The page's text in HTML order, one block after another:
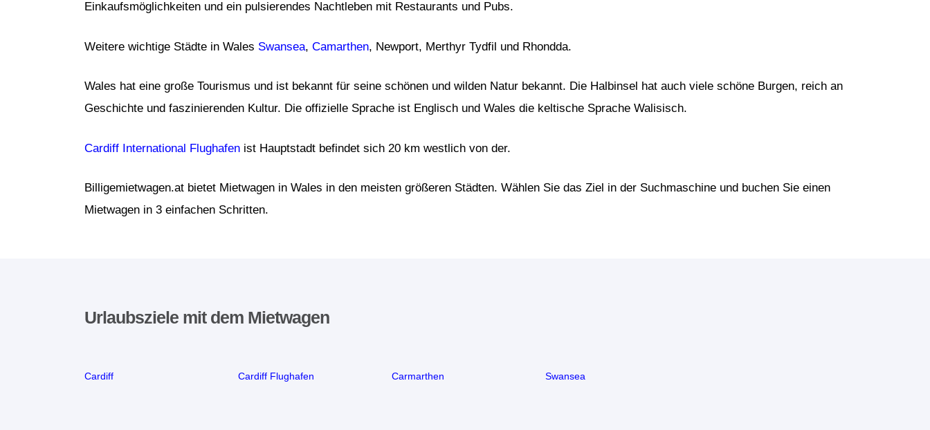
Einkaufsmöglichkeiten und ein pulsierendes Nachtleben mit Restaurants und Pubs.
Weitere wichtige Städte in Wales Swansea, Camarthen, Newport, Merthyr Tydfil und Rhondda.
Wales hat eine große Tourismus und ist bekannt für seine schönen und wilden Natur bekannt. Die Halbinsel hat auch viele schöne Burgen, reich an
Geschichte und faszinierenden Kultur. Die offizielle Sprache ist Englisch und Wales die keltische Sprache Walisisch.
Cardiff International Flughafen ist Hauptstadt befindet sich 20 km westlich von der.
Billigemietwagen.at bietet Mietwagen in Wales in den meisten größeren Städten. Wählen Sie das Ziel in der Suchmaschine und buchen Sie einen
Mietwagen in 3 einfachen Schritten.
Urlaubsziele mit dem Mietwagen
Cardiff Cardiff Flughafen Carmarthen Swansea